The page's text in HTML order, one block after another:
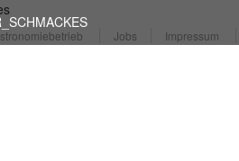
Jobs Impressum